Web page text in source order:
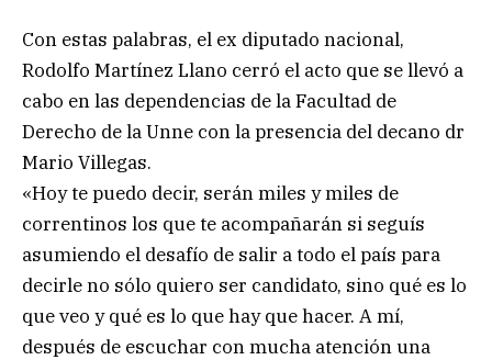
Con estas palabras, el ex diputado nacional,
Rodolfo Martínez Llano cerró el acto que se llevó a
cabo en las dependencias de la Facultad de
Derecho de la Unne con la presencia del decano dr
Mario Villegas.
«Hoy te puedo decir, serán miles y miles de
correntinos los que te acompañarán si seguís
asumiendo el desafío de salir a todo el país para
decirle no sólo quiero ser candidato, sino qué es lo
que veo y qué es lo que hay que hacer. A mí,
después de escuchar con mucha atención una